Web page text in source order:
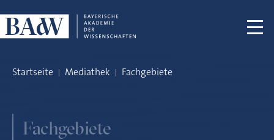
Startseite Mediathek Fachgebiete
Fachgebiete